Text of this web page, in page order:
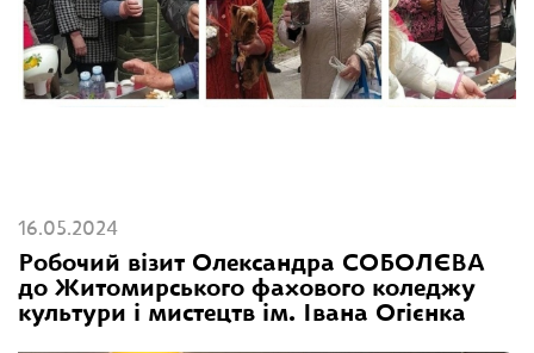
16.05.2024
Робочий візит Олександра СОБОЛЄВА
до Житомирського фахового коледжу
культури і мистецтв ім. Івана Огієнка